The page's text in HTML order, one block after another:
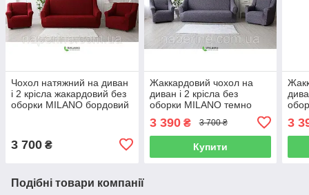
Чохол натяжний на диван
і 2 крісла жакардовий без
оборки MILANO бордовий
3 700 ₴
Жаккардовий чохол на
диван і 2 крісла без
оборки MILANO темно
3 390₴ 3 700 ₴
Купити
3
Подібні товари компанії